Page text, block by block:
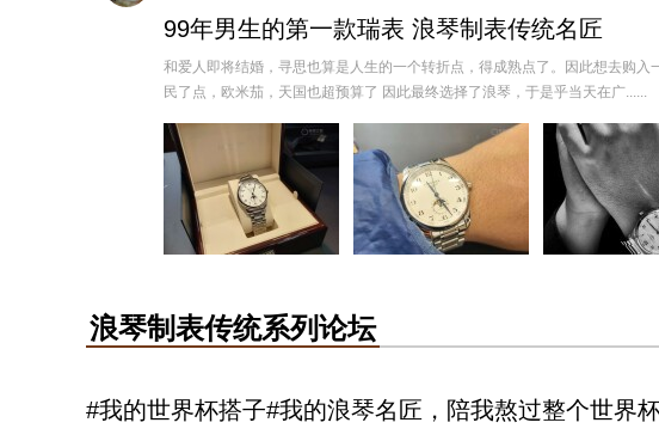
99年男生的第一款瑞表 浪琴制表传统名匠
和爱人即将结婚，寻思也算是人生的一个转折点，得成熟点了。因此想去购
民了点，欧米茄，天国也超预算了 因此最终选择了浪琴，于是乎当天在广......
浪琴制表传统系列论坛
#我的世界杯搭子#我的浪琴名匠，陪我熬过整个世界